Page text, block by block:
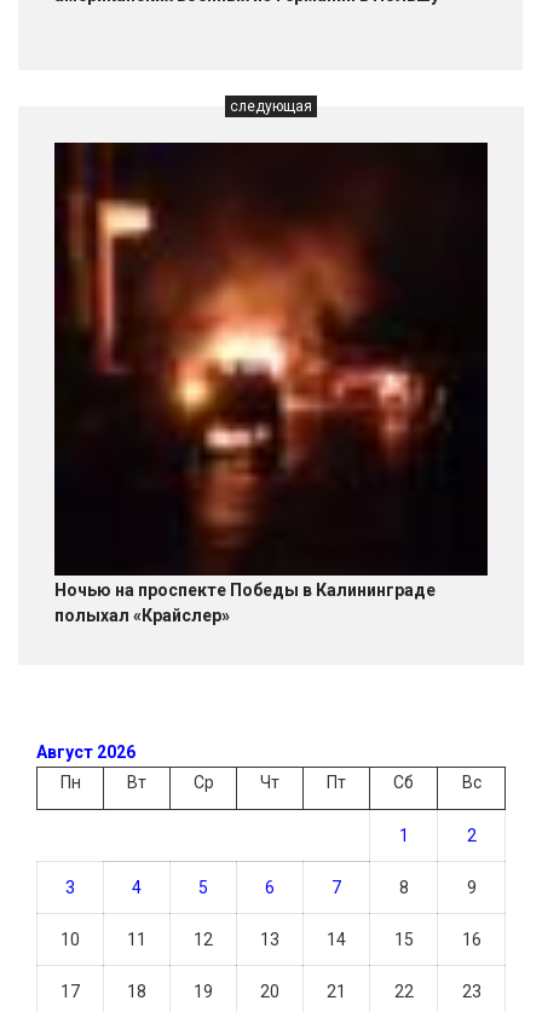
следующая
Ночью на проспекте Победы в Калининграде
полыхал «Крайслер»
Август 2026
Пн
Вт Ср Чт Пт Сб Вс
1 2
3 4 5 6 7 8 9
10 11 12 13 14 15 16
17 18 19 20 21 22 23